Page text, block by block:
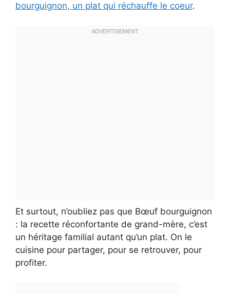
bourguignon, un plat qui réchauffe le coeur.
Et surtout, n’oubliez pas que Bœuf bourguignon
: la recette réconfortante de grand-mère, c’est
un héritage familial autant qu’un plat. On le
cuisine pour partager, pour se retrouver, pour
profiter.